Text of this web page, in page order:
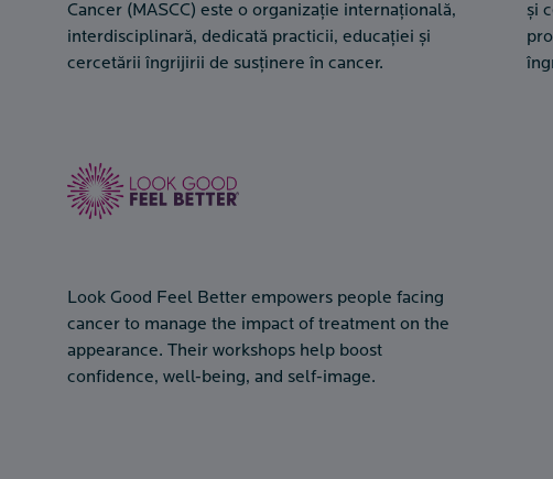
Cancer (MASCC) este o organizație internațională,
interdisciplinară, dedicată practicii, educației și
cercetării îngrijirii de susținere în cancer.
și
Look Good Feel Better empowers people facing
cancer to manage the impact of treatment on the
appearance. Their workshops help boost
confidence, well-being, and self-image.